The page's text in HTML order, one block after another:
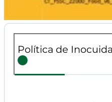
Política de